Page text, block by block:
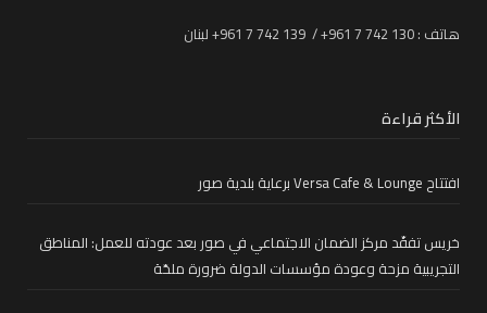
هاتف : 130 742 7 961+ / 139 742 7 961+ لبنان
الأكثر قراءة
افتتاح Versa Cafe & Lounge برعاية بلدية صور
خريس تفقّد مركز الضمان الاجتماعي في صور بعد عودته للعمل: المناطق
التجريبية مزحة وعودة مؤسسات الدولة ضرورة ملحّة